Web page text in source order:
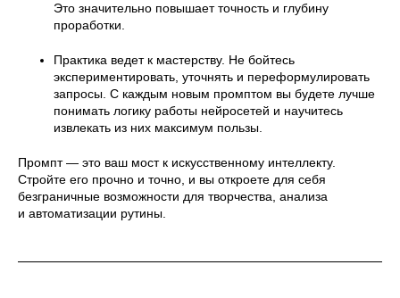
Это значительно повышает точность и глубину
проработки.
Практика ведет к мастерству. Не бойтесь
экспериментировать, уточнять и переформулировать
запросы. С каждым новым промптом вы будете лучше
понимать логику работы нейросетей и научитесь
извлекать из них максимум пользы.
Промпт — это ваш мост к искусственному интеллекту.
Стройте его прочно и точно, и вы откроете для себя
безграничные возможности для творчества, анализа
и автоматизации рутины.